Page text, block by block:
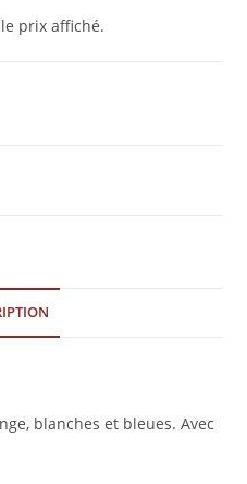
prix affiché.
blanches et bleues. Avec